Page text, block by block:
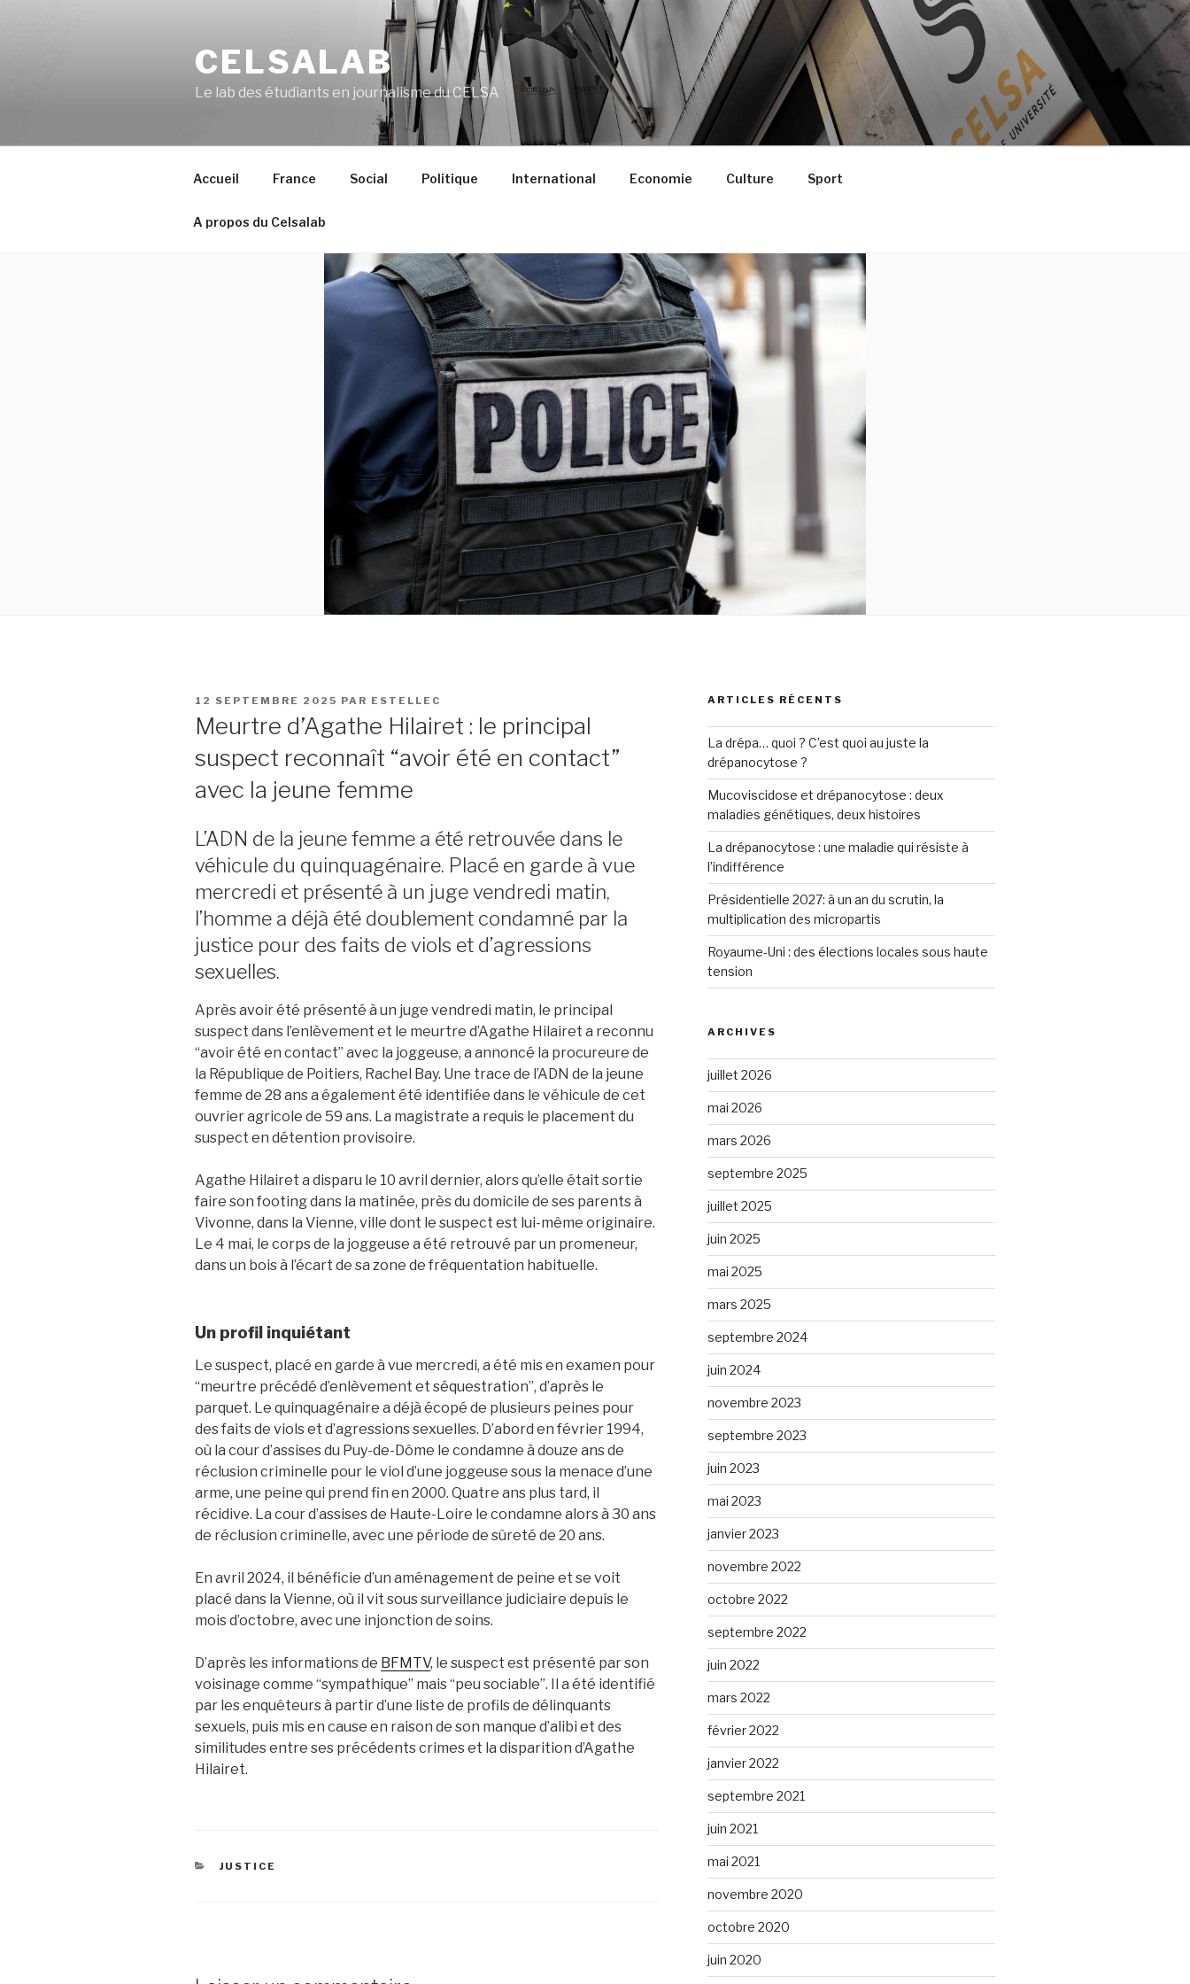
CELSALAB
Le lab des étudiants en journalisme du CELSA
Accueil France Social Politique International Economie Culture Sport
A propos du Celsalab
PUBLIÉ
LE
12 SEPTEMBRE 2025 PAR ESTELLEC
Meurtre d’Agathe Hilairet : le principal
suspect reconnaît “avoir été en contact”
avec la jeune femme
L’ADN de la jeune femme a été retrouvée dans le
véhicule du quinquagénaire. Placé en garde à vue
mercredi et présenté à un juge vendredi matin,
l’homme a déjà été doublement condamné par la
justice pour des faits de viols et d’agressions
sexuelles.
Après avoir été présenté à un juge vendredi matin, le principal
suspect dans l’enlèvement et le meurtre d’Agathe Hilairet a reconnu
“avoir été en contact” avec la joggeuse, a annoncé la procureure de
la République de Poitiers, Rachel Bay. Une trace de l’ADN de la jeune
femme de 28 ans a également été identifiée dans le véhicule de cet
ouvrier agricole de 59 ans. La magistrate a requis le placement du
suspect en détention provisoire.
Agathe Hilairet a disparu le 10 avril dernier, alors qu’elle était sortie
faire son footing dans la matinée, près du domicile de ses parents à
Vivonne, dans la Vienne, ville dont le suspect est lui-même originaire.
Le 4 mai, le corps de la joggeuse a été retrouvé par un promeneur,
dans un bois à l’écart de sa zone de fréquentation habituelle.
Un profil inquiétant
Le suspect, placé en garde à vue mercredi, a été mis en examen pour
“meurtre précédé d’enlèvement et séquestration”, d’après le
parquet. Le quinquagénaire a déjà écopé de plusieurs peines pour
des faits de viols et d’agressions sexuelles. D’abord en février 1994,
où la cour d’assises du Puy-de-Dôme le condamne à douze ans de
réclusion criminelle pour le viol d’une joggeuse sous la menace d’une
arme, une peine qui prend fin en 2000. Quatre ans plus tard, il
récidive. La cour d’assises de Haute-Loire le condamne alors à 30 ans
de réclusion criminelle, avec une période de sûreté de 20 ans.
En avril 2024, il bénéficie d’un aménagement de peine et se voit
placé dans la Vienne, où il vit sous surveillance judiciaire depuis le
mois d’octobre, avec une injonction de soins.
D’après les informations de BFMTV, le suspect est présenté par son
voisinage comme “sympathique” mais “peu sociable”. Il a été identifié
par les enquêteurs à partir d’une liste de profils de délinquants
sexuels, puis mis en cause en raison de son manque d’alibi et des
similitudes entre ses précédents crimes et la disparition d’Agathe
Hilairet.
CATÉGORIES
JUSTICE
ARTICLES RÉCENTS
La drépa… quoi ? C’est quoi au juste la
drépanocytose ?
Mucoviscidose et drépanocytose : deux
maladies génétiques, deux histoires
La drépanocytose : une maladie qui résiste à
l’indifférence
Présidentielle 2027: à un an du scrutin, la
multiplication des micropartis
Royaume-Uni : des élections locales sous haute
tension
ARCHIVES
juillet 2026
mai 2026
mars 2026
septembre 2025
juillet 2025
juin 2025
mai 2025
mars 2025
septembre 2024
juin 2024
novembre 2023
septembre 2023
juin 2023
mai 2023
janvier 2023
novembre 2022
octobre 2022
septembre 2022
juin 2022
mars 2022
février 2022
janvier 2022
septembre 2021
juin 2021
mai 2021
novembre 2020
octobre 2020
juin 2020